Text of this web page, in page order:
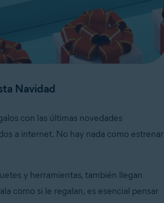
Navidad
con las últimas novedades
a internet. No hay nada como estrenar
y herramientas, también llegan
como si le regalan, es esencial pensar